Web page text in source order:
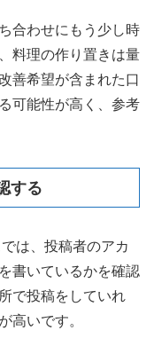
合わせにもう少し時
料理の作り置きは量
善希望が含まれた口
可能性が高く、参考
する
は、投稿者のアカ
書いているかを確認
で投稿をしていれ
高いです。